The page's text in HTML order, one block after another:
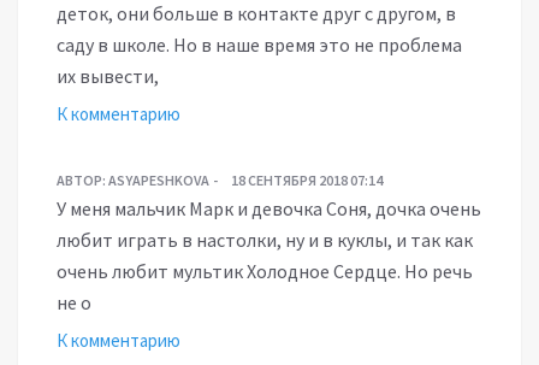
деток, они больше в контакте друг с другом, в
саду в школе. Но в наше время это не проблема
их вывести,
К комментарию
АВТОР: ASYAPESHKOVA 18 СЕНТЯБРЯ 2018 07:14
У меня мальчик Марк и девочка Соня, дочка очень
любит играть в настолки, ну и в куклы, и так как
очень любит мультик Холодное Сердце. Но речь
не о
К комментарию